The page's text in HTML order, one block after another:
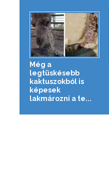
Még a
legtüskésebb
kaktuszokból is
képesek
lakmározni a te...